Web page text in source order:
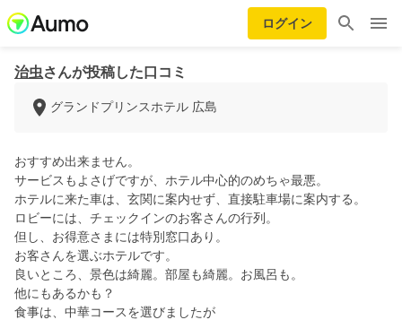
ログイン
治虫さんが投稿した口コミ
グランドプリンスホテル 広島
おすすめ出来ません。
サービスもよさげですが、ホテル中心的のめちゃ最悪。
ホテルに来た車は、玄関に案内せず、直接駐車場に案内する。
ロビーには、チェックインのお客さんの行列。
但し、お得意さまには特別窓口あり。
お客さんを選ぶホテルです。
良いところ、景色は綺麗。部屋も綺麗。お風呂も。
他にもあるかも？
食事は、中華コースを選びましたが